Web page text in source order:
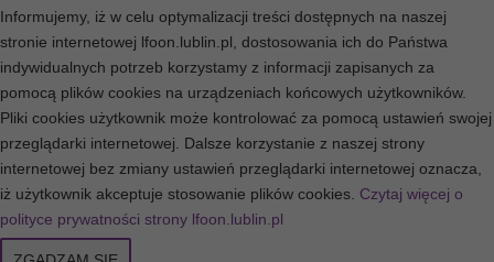
Informujemy, iż w celu optymalizacji treści dostępnych na naszej
stronie internetowej lfoon.lublin.pl, dostosowania ich do Państwa
indywidualnych potrzeb korzystamy z informacji zapisanych za
pomocą plików cookies na urządzeniach końcowych użytkowników.
Pliki cookies użytkownik może kontrolować za pomocą ustawień swojej
przeglądarki internetowej. Dalsze korzystanie z naszej strony
internetowej bez zmiany ustawień przeglądarki internetowej oznacza,
iż użytkownik akceptuje stosowanie plików cookies. Czytaj więcej o
polityce prywatności strony lfoon.lublin.pl